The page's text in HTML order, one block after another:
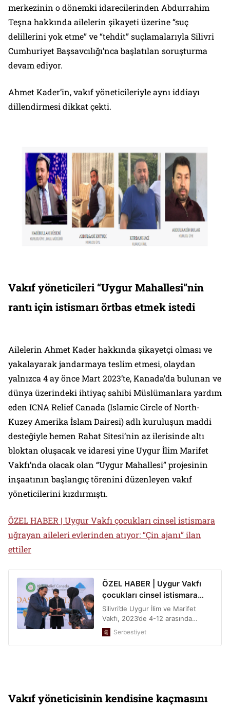
merkezinin o dönemki idarecilerinden Abdurrahim
Teşna hakkında ailelerin şikayeti üzerine “suç
delillerini yok etme” ve “tehdit” suçlamalarıyla Silivri
Cumhuriyet Başsavcılığı’nca başlatılan soruşturma
devam ediyor.
Ahmet Kader’in, vakıf yöneticileriyle aynı iddiayı
dillendirmesi dikkat çekti.
Vakıf yöneticileri “Uygur Mahallesi”nin
rantı için istismarı örtbas etmek istedi
Ailelerin Ahmet Kader hakkında şikayetçi olması ve
yakalayarak jandarmaya teslim etmesi, olaydan
yalnızca 4 ay önce Mart 2023’te, Kanada’da bulunan ve
dünya üzerindeki ihtiyaç sahibi Müslümanlara yardım
eden ICNA Relief Canada (Islamic Circle of North-
Kuzey Amerika İslam Dairesi) adlı kuruluşun maddi
desteğiyle hemen Rahat Sitesi’nin az ilerisinde altı
bloktan oluşacak ve idaresi yine Uygur İlim Marifet
Vakfı’nda olacak olan “Uygur Mahallesi” projesinin
inşaatının başlangıç törenini düzenleyen vakıf
yöneticilerini kızdırmıştı.
ÖZEL HABER | Uygur Vakfı çocukları cinsel istismara
uğrayan aileleri evlerinden atıyor: “Çin ajanı” ilan
ettiler
Vakıf yöneticisinin kendisine kaçmasını